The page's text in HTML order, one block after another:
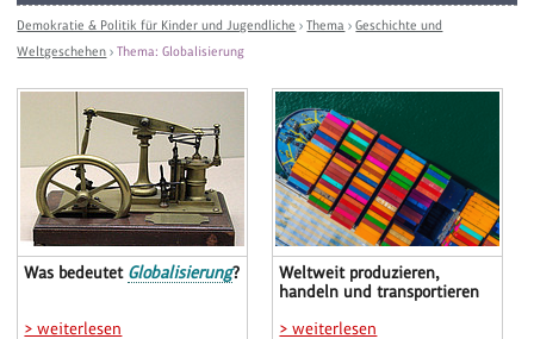
Demokratie & Politik für Kinder und Jugendliche ›Thema ›Geschichte und
Weltgeschehen ›Thema: Globalisierung
Was bedeutet Globalisierung?
> weiterlesen
Weltweit produzieren,
handeln und transportieren
> weiterlesen